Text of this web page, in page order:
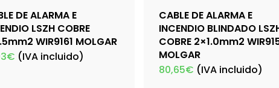
DE ALARMA E
LSZH COBRE
WIR9161 MOLGAR
€ (IVA incluido)
CABLE DE ALARMA E
INCENDIO BLINDADO
COBRE 2×1.0mm2
MOLGAR
80,65€ (IVA incluido)